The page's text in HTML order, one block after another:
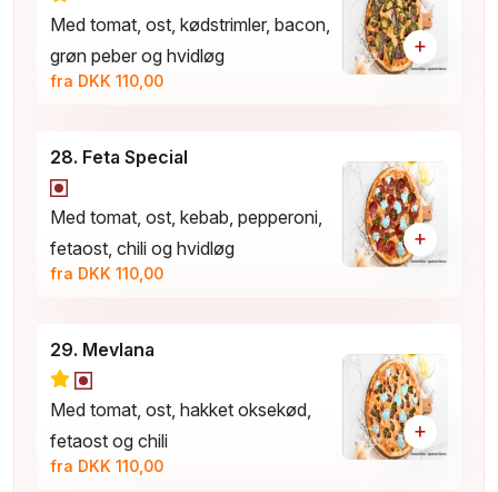
Med tomat, ost, kødstrimler, bacon,
grøn peber og hvidløg
fra DKK 110,00
+
28. Feta Special
Med tomat, ost, kebab, pepperoni,
fetaost, chili og hvidløg
fra DKK 110,00
+
29. Mevlana
Med tomat, ost, hakket oksekød,
fetaost og chili
fra DKK 110,00
+